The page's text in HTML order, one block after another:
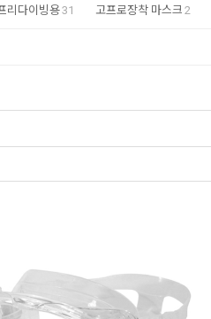
리다이빙용31 고프로장착 마스크 2